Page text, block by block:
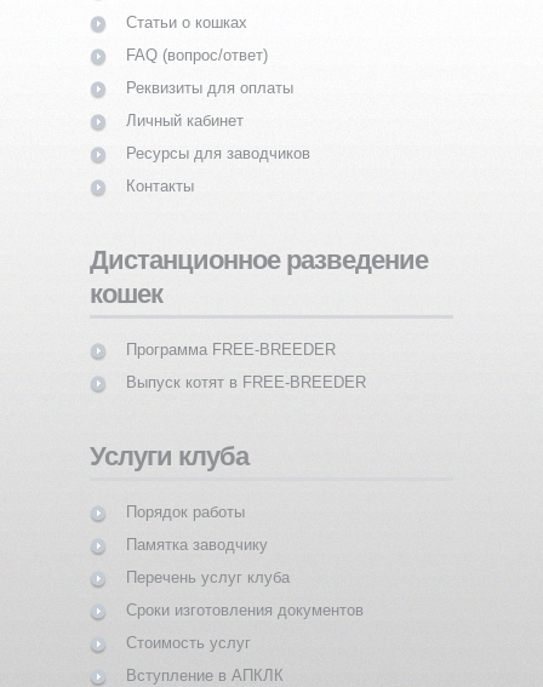
Статьи о кошках
FAQ (вопрос/ответ)
Реквизиты для оплаты
Личный кабинет
Ресурсы для заводчиков
Контакты
Дистанционное разведение
кошек
Программа FREE-BREEDER
Выпуск котят в FREE-BREEDER
Услуги клуба
Порядок работы
Памятка заводчику
Перечень услуг клуба
Сроки изготовления документов
Стоимость услуг
Вступление в АПКЛК